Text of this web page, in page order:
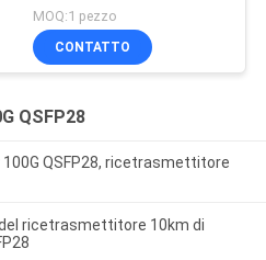
10KM 1310nm 100G
QSFP28
MOQ:1 pezzo
CONTATTO
QSFP28
QSFP28, ricetrasmettitore
ricetrasmettitore 10km di